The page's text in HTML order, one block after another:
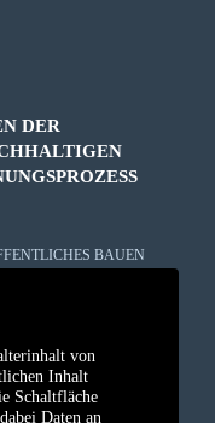
DER
BAUEN
von
Inhalt
Schaltfläche
Daten an